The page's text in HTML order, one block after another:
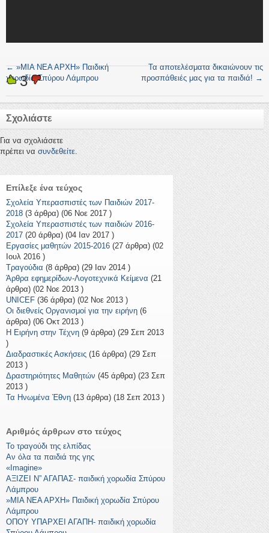
←»ΜΙΑ ΝΕΑ ΑΡΧΗ» Παιδική
χορωδία Σπύρου Λάμπρου
Τα αποτελέσματα δικαιώνουν τις
προσπάθειές μας για τα παιδιά! →
3
Σχολιάστε
Για να σχολιάσετε
πρέπει να συνδεθείτε.
Επίλεξε ένα τεύχος
Σχολεία Υπερασπιστές των Παιδιών 2017-
2018 (3 άρθρα) (06 Νοε 2017 )
Σχολεία Υπερασπιστές των παιδιών 2016-
2017 (20 άρθρα) (04 Ιαν 2017 )
Εργασίες μαθητών 2015-2016 (27 άρθρα) (02
Ιουλ 2016 )
Τραγούδια (8 άρθρα) (29 Ιαν 2014 )
Άρθρα εφημερίδων-Λογοτεχνικά Κείμενα (21
άρθρα) (02 Νοε 2013 )
UNICEF (36 άρθρα) (02 Νοε 2013 )
Οι διεθνείς Οργανισμοί για την ειρήνη (6
άρθρα) (06 Οκτ 2013 )
Η Ειρήνη στην Τέχνη (9 άρθρα) (29 Σεπ 2013
)
Διαδραστικές Ασκήσεις (16 άρθρα) (29 Σεπ
2013 )
Δραστηριότητες Μαθητών (45 άρθρα) (23 Σεπ
2013 )
Τα Ηνωμένα Έθνη (13 άρθρα) (18 Σεπ 2013 )
Αριθμός άρθρων στο τεύχος
Το τραγούδι της ελπίδας
Αν όλα τα παιδιά της γης
«Imagine»
ΑΞΙΖΕΙ Ν” ΑΓΑΠΑΣ- παιδική χορωδία Σπύρου
Λάμπρου
»ΜΙΑ ΝΕΑ ΑΡΧΗ» Παιδική χορωδία Σπύρου
Λάμπρου
ΟΠΟΥ ΥΠΑΡΧΕΙ ΑΓΑΠΗ- παιδική χορωδία